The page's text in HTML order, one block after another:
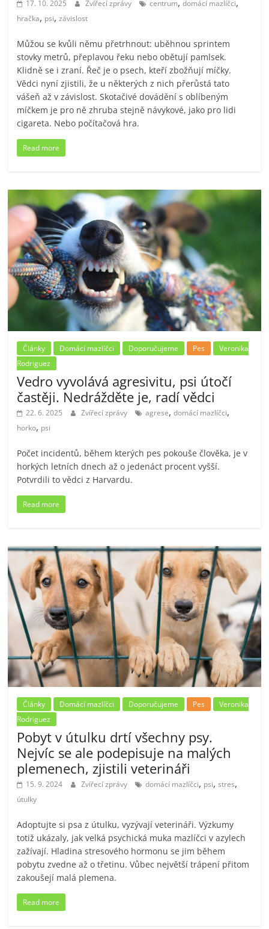
17. 10. 2025 Zvířecí zprávy centrum domácí mazlíčci
hračka, psi,závislost
Můžou se kvůli němu přetrhnout: uběhnou sprintem
stovky metrů, přeplavou řeku nebo obětují pamlsek.
Klidně se i zraní. Řeč je o psech, kteří zbožňují míčky.
Vědci nyní zjistili, že u některých z nich přerůstá tato
vášeň až v závislost. Skotačivé dovádění s oblíbeným
míčkem je pro ně zhruba stejně návykové, jako pro lidi
cigareta. Nebo počítačová hra.
Read more
Články Domácí mazlíčci Doporučujeme Pes
Veronika
Rodriguez
Vedro vyvolává agresivitu, psi útočí
častěji. Nedrážděte je, radí vědci
22. 6. 2025 Zvířecí zprávy agrese,domácí mazlíčci,
horko, psi
Počet incidentů, během kterých pes pokouše člověka, je v
horkých letních dnech až o jedenáct procent vyšší.
Potvrdili to vědci z Harvardu.
Read more
Články Domácí mazlíčci Doporučujeme Pes
Veronika
Rodriguez
Pobyt v útulku drtí všechny psy.
Nejvíc se ale podepisuje na malých
plemenech, zjistili veterináři
15. 9. 2024 Zvířecí zprávy domácí mazlíčci, psi,stres,
útulky
Adoptujte si psa z útulku, vyzývají veterináři. Výzkumy
totiž ukázaly, jak velká psychická muka mazlíčci v azylech
zažívají. Hladina stresového hormonu se jim během
pobytu zvedne až o třetinu. Vůbec největší trápení přitom
zakoušejí malá plemena.
Read more